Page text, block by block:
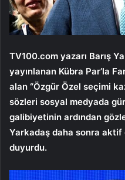
TV100.com yazarı Barış
yayınlanan Kübra Par’la
alan “Özgür Özel seçimi
sözleri sosyal medyada
galibiyetinin ardından
Yarkadaş daha sonra aktif
duyurdu.